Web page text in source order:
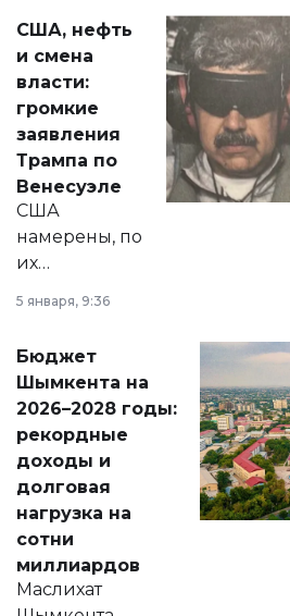
актуальных тем —
от слухов о
политических
реформах до
вопросов армии,
экономики и
личного здоровья.
США, нефть
и смена
власти:
громкие
заявления
Трампа по
Венесуэле
США
намерены, по
их
принести
народу
Венесуэлы.
5 января, 9:36
Бюджет
Шымкента на
2026–2028 годы:
рекордные
доходы и
долговая
нагрузка на
сотни
миллиардов
Маслихат